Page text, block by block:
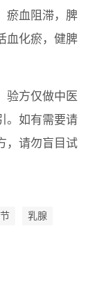
瘀血阻滞，脾
血化瘀，健脾
验方仅做中医
。如有需要请
，请勿盲目试
乳腺